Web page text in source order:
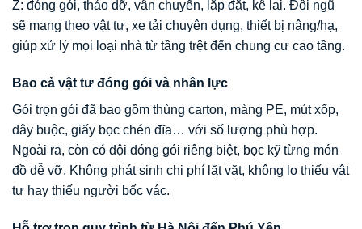
Z: đóng gói, tháo dỡ, vận chuyển, lắp đặt, kê lại. Đội ngũ
sẽ mang theo vật tư, xe tải chuyên dụng, thiết bị nâng/hạ,
giúp xử lý mọi loại nhà từ tầng trệt đến chung cư cao tầng.
Bao cả vật tư đóng gói và nhân lực
Gói trọn gói đã bao gồm thùng carton, màng PE, mút xốp,
dây buộc, giấy bọc chén đĩa… với số lượng phù hợp.
Ngoài ra, còn có đội đóng gói riêng biệt, bọc kỹ từng món
đồ dễ vỡ. Không phát sinh chi phí lặt vặt, không lo thiếu vật
tư hay thiếu người bốc vác.